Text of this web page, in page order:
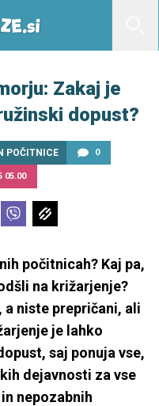
Zakaj je
dopust?
POČITNICE 0
05.00
počitnicah? Kaj pa,
na križarjenje?
niste prepričani, ali
je lahko
saj ponuja vse,
dejavnosti za vse
nepozabnih